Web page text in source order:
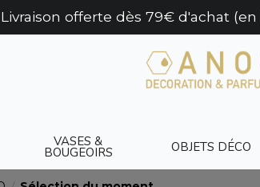
Livraison offerte dès 79€ d'achat
VASES &
BOUGEOIRS OBJETS DÉCO